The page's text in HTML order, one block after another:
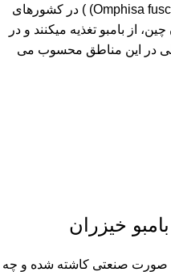
لارو پروانه ساقه خوار بامبوOmphisa fuscidentalis) ) در کشورهای
چین، از بامبو تغذیه میکنند و در
در این مناطق محسوب می
خیزران
صورت صنعتی کاشته شده و چه